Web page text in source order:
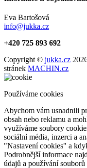
Eva Bartošová
info@jukka.cz
+420 725 893 692
Copyright © jukka.cz
stránek MACHIN.cz
Používáme cookies
Abychom vám usnadnili
obsah nebo reklamu a
využíváme soubory
sociální média, inzerci a
"Nastavení cookies" a
Podrobnější informace
údajů a používání souborů